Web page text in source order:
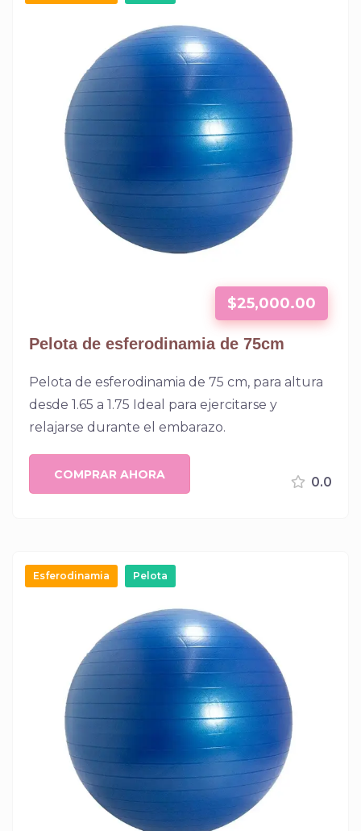
$25,000.00
Pelota de esferodinamia de 75cm
Pelota de esferodinamia de 75 cm, para altura
desde 1.65 a 1.75 Ideal para ejercitarse y
relajarse durante el embarazo.
COMPRAR AHORA 0.0
Esferodinamia Pelota